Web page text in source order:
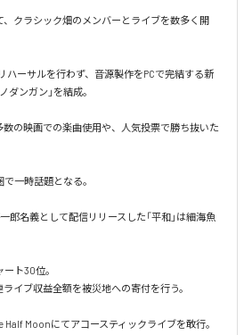
、クラシック畑のメンバーとライブを数多く開
ーサルを行わず、音源製作をPCで完結する新
ダンガン」を結成。
の映画での楽曲使用や、人気投票で勝ち抜いた
一時話題となる。
郎名義として配信リリースした「平和」は細海魚
ト30位。
イブ収益全額を被災地への寄付を行う。
Moonにてアコースティックライブを敢行。